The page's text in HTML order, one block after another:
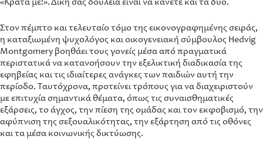
«Κράτα με!». Δική σας δουλειά είναι να κάνετε και τα δύο.
Στον πέμπτο και τελευταίο τόμο της εικονογραφημένης σειράς,
η καταξιωμένη ψυχολόγος και οικογενειακή σύμβουλος Hedvig
Montgomery βοηθάει τους γονείς μέσα από πραγματικά
περιστατικά να κατανοήσουν την εξελικτική διαδικασία της
εφηβείας και τις ιδιαίτερες ανάγκες των παιδιών αυτή την
περίοδο. Ταυτόχρονα, προτείνει τρόπους για να διαχειριστούν
με επιτυχία σημαντικά θέματα, όπως τις συναισθηματικές
εξάρσεις, το άγχος, την πίεση της ομάδας και τον εκφοβισμό, την
αφύπνιση της σεξουαλικότητας, την εξάρτηση από τις οθόνες
και τα μέσα κοινωνικής δικτύωσης.